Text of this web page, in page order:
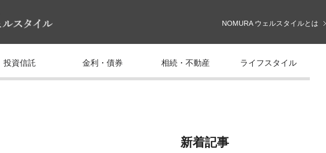
NOMURA ウェルスタイルとは
投資信託 金利・債券 相続・不動産 ライフスタイル
新着記事